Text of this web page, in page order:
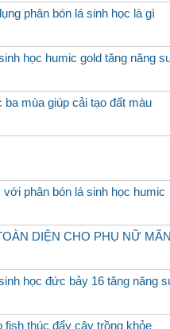
phân bón lá sinh học là gì
học humic gold tăng năng
ba mùa giúp cải tạo đất màu
phân bón lá sinh học humic
DIỆN CHO PHỤ NỮ
học đức bảy 16 tăng năng
fish thúc đẩy cây trồng khỏe